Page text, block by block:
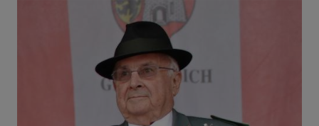
Trauer um Heimatforscher und Herzblut-Schütze Hans